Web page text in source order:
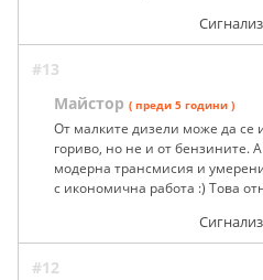
#13
Майстор ( преди 5 години )
От малките дизели може да се
гориво, но не и от бензините.
модерна трансмисия и
с икономична работа :) Това
#12